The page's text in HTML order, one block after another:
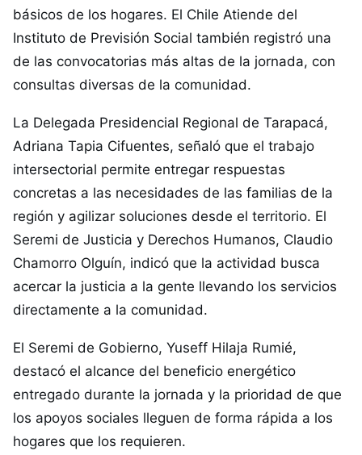
básicos de los hogares. El Chile Atiende del
Instituto de Previsión Social también registró una
de las convocatorias más altas de la jornada, con
consultas diversas de la comunidad.
La Delegada Presidencial Regional de Tarapacá,
Adriana Tapia Cifuentes, señaló que el trabajo
intersectorial permite entregar respuestas
concretas a las necesidades de las familias de la
región y agilizar soluciones desde el territorio. El
Seremi de Justicia y Derechos Humanos, Claudio
Chamorro Olguín, indicó que la actividad busca
acercar la justicia a la gente llevando los servicios
directamente a la comunidad.
El Seremi de Gobierno, Yuseff Hilaja Rumié,
destacó el alcance del beneficio energético
entregado durante la jornada y la prioridad de que
los apoyos sociales lleguen de forma rápida a los
hogares que los requieren.